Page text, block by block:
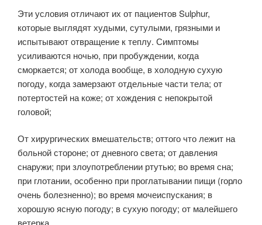
Эти условия отличают их от пациентов Sulphur,
которые выглядят худыми, сутулыми, грязными и
испытывают отвращение к теплу. Симптомы
усиливаются ночью, при пробуждении, когда
сморкается; от холода вообще, в холодную сухую
погоду, когда замерзают отдельные части тела; от
потертостей на коже; от хождения с непокрытой
головой;
От хирургических вмешательств; оттого что лежит на
больной стороне; от дневного света; от давления
снаружи; при злоупотреблении ртутью; во время сна;
при глотании, особенно при проглатывании пищи (горло
очень болезненно); во время мочеиспускания; в
хорошую ясную погоду; в сухую погоду; от малейшего
ветерка.